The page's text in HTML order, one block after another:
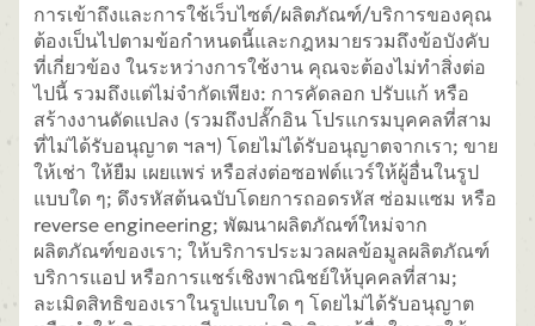
การเข้าถึงและการใช้เว็บไซต์/ผลิตภัณฑ์/บริการของคุณ
ต้องเป็นไปตามข้อกำหนดนี้และกฎหมายรวมถึงข้อบังคับ
ที่เกี่ยวข้อง ในระหว่างการใช้งาน คุณจะต้องไม่ทำสิ่งต่อ
ไปนี้ รวมถึงแต่ไม่จำกัดเพียง: การคัดลอก ปรับแก้ หรือ
สร้างงานดัดแปลง (รวมถึงปลั๊กอิน โปรแกรมบุคคลที่สาม
ที่ไม่ได้รับอนุญาต ฯลฯ) โดยไม่ได้รับอนุญาตจากเรา; ขาย
ให้เช่า ให้ยืม เผยแพร่ หรือส่งต่อซอฟต์แวร์ให้ผู้อื่นในรูป
แบบใด ๆ; ดึงรหัสต้นฉบับโดยการถอดรหัส ซ่อมแซม หรือ
reverse engineering; พัฒนาผลิตภัณฑ์ใหม่จาก
ผลิตภัณฑ์ของเรา; ให้บริการประมวลผลข้อมูลผลิตภัณฑ์
บริการแอป หรือการแชร์เชิงพาณิชย์ให้บุคคลที่สาม;
ละเมิดสิทธิของเราในรูปแบบใด ๆ โดยไม่ได้รับอนุญาต